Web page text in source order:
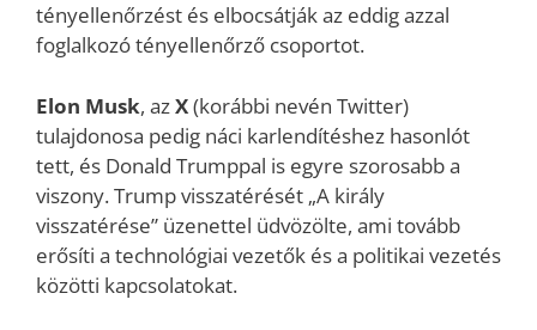
tényellenőrzést és elbocsátják az eddig azzal
foglalkozó tényellenőrző csoportot.
Elon Musk, azX(korábbi nevén Twitter)
tulajdonosa pedig náci karlendítéshez hasonlót
tett, és Donald Trumppal is egyre szorosabb a
viszony. Trump visszatérését „A király
visszatérése” üzenettel üdvözölte, ami tovább
erősíti a technológiai vezetők és a politikai vezetés
közötti kapcsolatokat.